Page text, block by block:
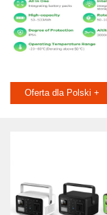
Oferta dla Polski +